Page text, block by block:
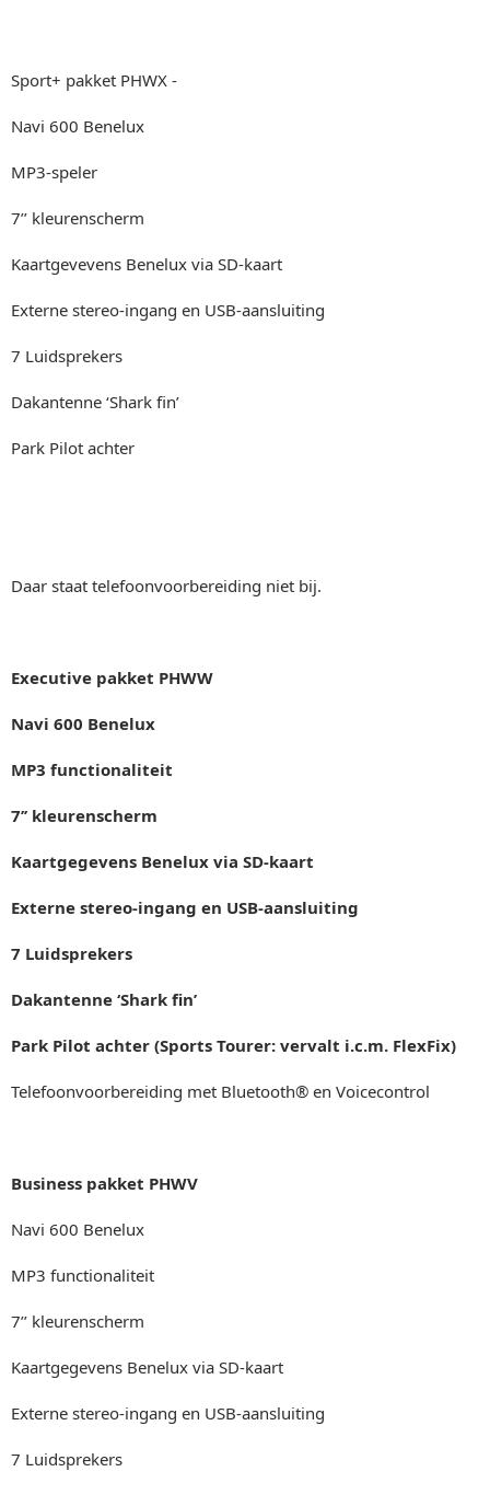
Sport+ pakket PHWX -
Navi 600 Benelux
MP3-speler
7’’ kleurenscherm
Kaartgevevens Benelux via SD-kaart
Externe stereo-ingang en USB-aansluiting
7 Luidsprekers
Dakantenne ‘Shark fin’
Park Pilot achter
Daar staat telefoonvoorbereiding niet bij.
Executive pakket PHWW
Navi 600 Benelux
MP3 functionaliteit
7’’ kleurenscherm
Kaartgegevens Benelux via SD-kaart
Externe stereo-ingang en USB-aansluiting
7 Luidsprekers
Dakantenne ‘Shark fin’
Park Pilot achter (Sports Tourer: vervalt i.c.m. FlexFix)
Telefoonvoorbereiding met Bluetooth® en Voicecontrol
Business pakket PHWV
Navi 600 Benelux
MP3 functionaliteit
7’’ kleurenscherm
Kaartgegevens Benelux via SD-kaart
Externe stereo-ingang en USB-aansluiting
7 Luidsprekers